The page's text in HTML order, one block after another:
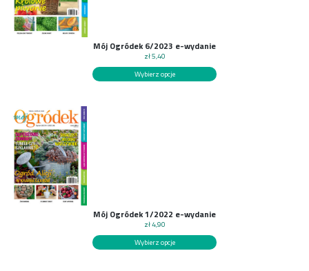
Mój Ogródek 6/2023 e-wydanie
zł5,40
Wybierz opcje
Mój Ogródek 1/2022 e-wydanie
zł4,90
Wybierz opcje